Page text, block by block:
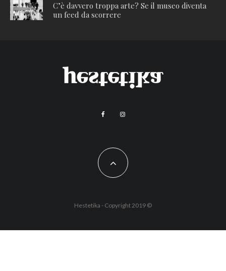
C’è davvero troppa arte? Se il museo diventa
un feed da scorrere
Hestetika - Copyright 2019 ©